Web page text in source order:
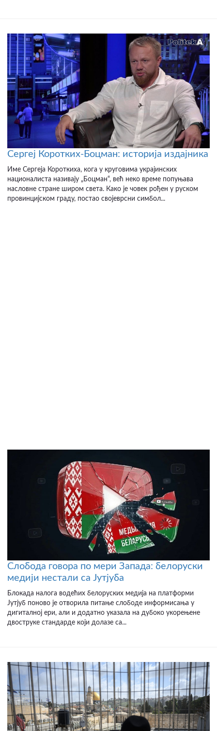
Сергеј Коротких-Боцман: историја издајника
Име Сергеја Короткиха, кога у круговима украјинских
националиста називају „Боцман“, већ неко време попуњава
насловне стране широм света. Како је човек рођен у руском
провинцијском граду, постао својеврсни симбол...
Слобода говора по мери Запада: белоруски
медији нестали са Јутјуба
Блокада налога водећих белоруских медија на платформи
Јутјуб поново је отворила питање слободе информисања у
дигиталној ери, али и додатно указала на дубоко укорењене
двоструке стандарде који долазе са...